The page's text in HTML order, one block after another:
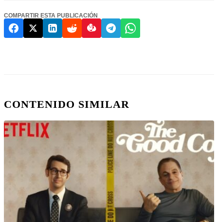
COMPARTIR ESTA PUBLICACIÓN
CONTENIDO SIMILAR